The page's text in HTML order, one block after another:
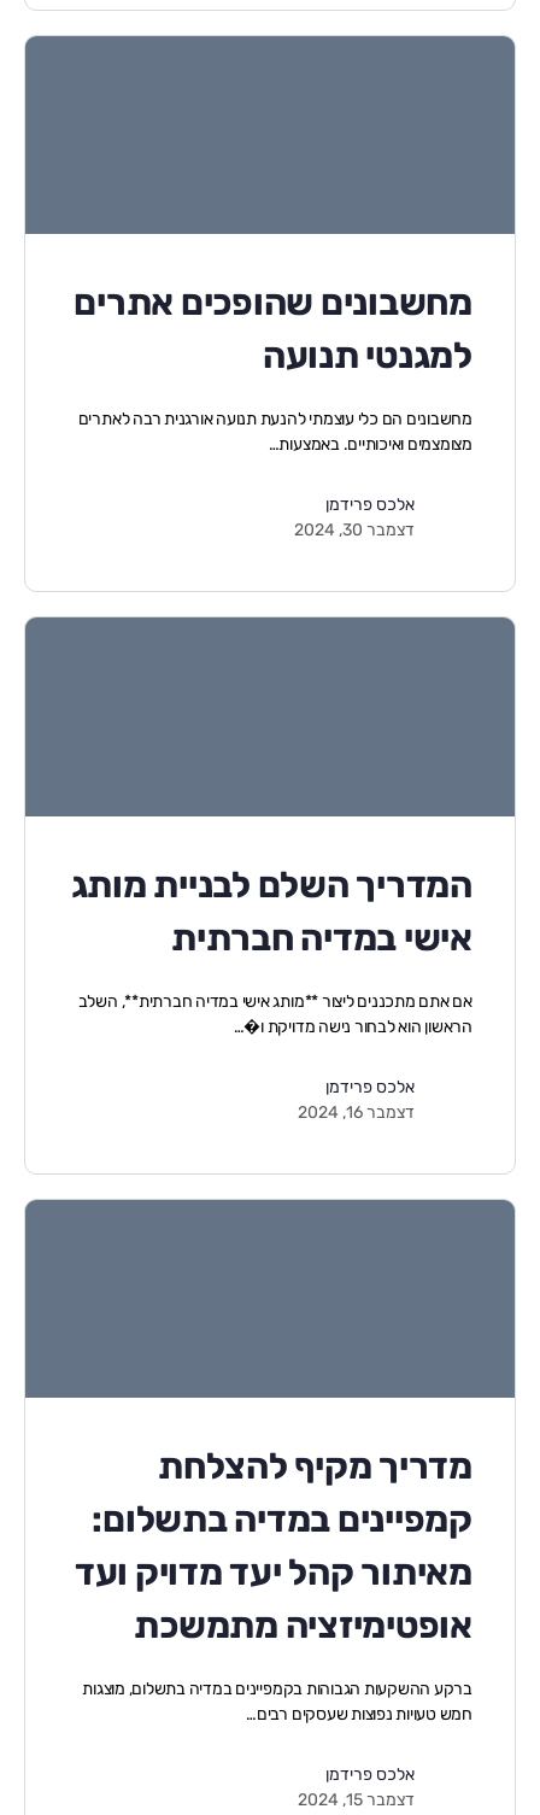
מחשבונים שהופכים אתרים
למגנטי תנועה
מחשבונים הם כלי עוצמתי להנעת תנועה אורגנית רבה לאתרים
מצומצמים ואיכותיים. באמצעות…
אלכס פרידמן
דצמבר 30, 2024
המדריך השלם לבניית מותג
אישי במדיה חברתית
אם אתם מתכננים ליצור **מותג אישי במדיה חברתית**, השלב
הראשון הוא לבחור נישה מדויקת ו�…
אלכס פרידמן
דצמבר 16, 2024
מדריך מקיף להצלחת
קמפיינים במדיה בתשלום:
מאיתור קהל יעד מדויק ועד
אופטימיזציה מתמשכת
ברקע ההשקעות הגבוהות בקמפיינים במדיה בתשלום, מוצגות
חמש טעויות נפוצות שעסקים רבים…
אלכס פרידמן
דצמבר 15, 2024